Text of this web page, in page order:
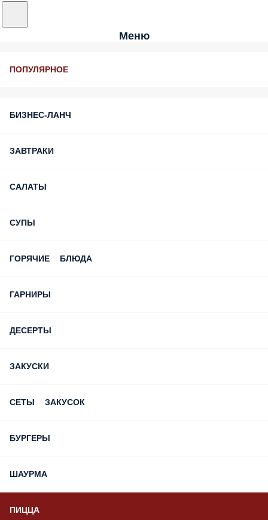
Меню
ПОПУЛЯРНОЕ
БИЗНЕС-ЛАНЧ
ЗАВТРАКИ
САЛАТЫ
СУПЫ
ГОРЯЧИЕ БЛЮДА
ГАРНИРЫ
ДЕСЕРТЫ
ЗАКУСКИ
СЕТЫ ЗАКУСОК
БУРГЕРЫ
ШАУРМА
ПИЦЦА